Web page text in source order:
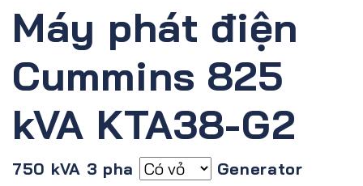
Máy phát điện
Cummins 825
kVA KTA38-G2
750 kVA 3 pha Generator